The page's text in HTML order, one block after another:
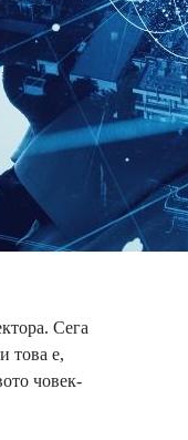
Сега
това е,
човек-